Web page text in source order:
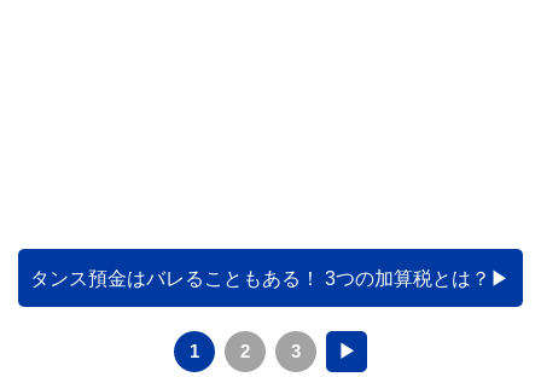
タンス預金はバレることもある！ 3つの加算税とは？
1 2 3 ▶